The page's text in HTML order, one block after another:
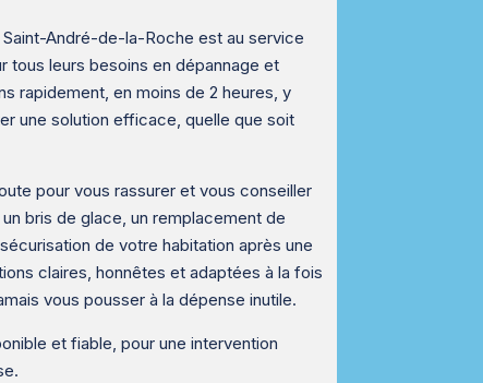
André-de-la-Roche est au service
tous leurs besoins en dépannage et
rapidement, en moins de 2 heures, y
une solution efficace, quelle que soit
pour vous rassurer et vous conseiller
bris de glace, un remplacement de
de votre habitation après une
claires, honnêtes et adaptées à la fois
vous pousser à la dépense inutile.
et fiable, pour une intervention